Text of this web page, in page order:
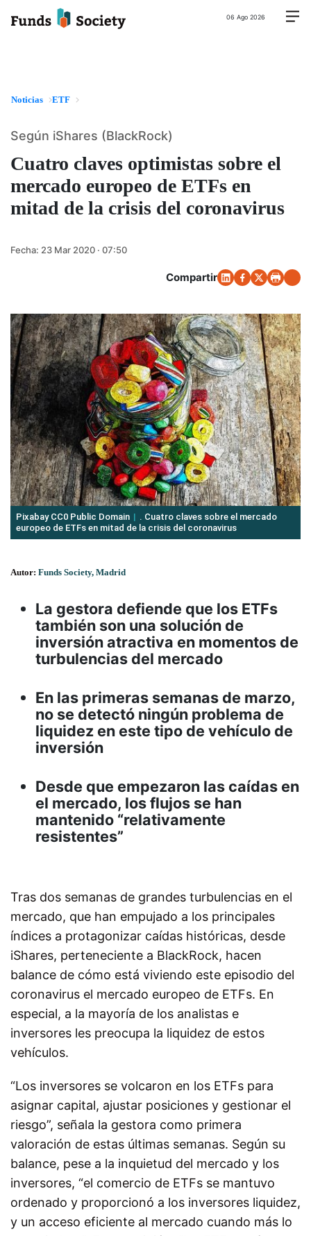
06 Ago 2026
Noticias ETF
Cuatro claves optimistas sobre el
mercado europeo de ETFs en
mitad de la crisis del coronavirus
Según iShares (BlackRock)
Fecha: 23 Mar 2020 · 07:50
Compartir
Pixabay CC0 Public Domain
. Cuatro claves sobre el mercado
europeo de ETFs en mitad de la crisis del coronavirus
Autor: Funds Society, Madrid
La gestora defiende que los ETFs
también son una solución de
inversión atractiva en momentos de
turbulencias del mercado
En las primeras semanas de marzo,
no se detectó ningún problema de
liquidez en este tipo de vehículo de
inversión
Desde que empezaron las caídas en
el mercado, los flujos se han
mantenido “relativamente
resistentes”
Tras dos semanas de grandes turbulencias en el
mercado, que han empujado a los principales
índices a protagonizar caídas históricas, desde
iShares, perteneciente a BlackRock, hacen
balance de cómo está viviendo este episodio del
coronavirus el mercado europeo de ETFs. En
especial, a la mayoría de los analistas e
inversores les preocupa la liquidez de estos
vehículos.
“Los inversores se volcaron en los ETFs para
asignar capital, ajustar posiciones y gestionar el
riesgo”, señala la gestora como primera
valoración de estas últimas semanas. Según su
balance, pese a la inquietud del mercado y los
inversores, “el comercio de ETFs se mantuvo
ordenado y proporcionó a los inversores liquidez,
y un acceso eficiente al mercado cuando más lo